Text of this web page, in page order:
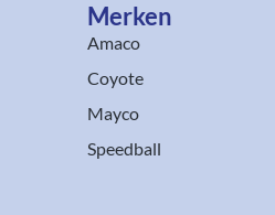
Merken
Amaco
Coyote
Mayco
Speedball